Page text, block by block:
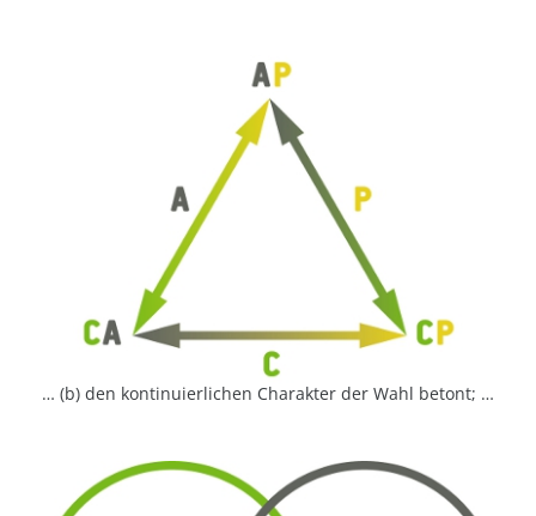
… (b) den kontinuierlichen Charakter der Wahl betont; …